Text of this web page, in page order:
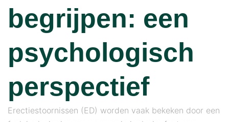
begrijpen: een
psychologisch
perspectief
Erectiestoornissen (ED) worden vaak bekeken door een